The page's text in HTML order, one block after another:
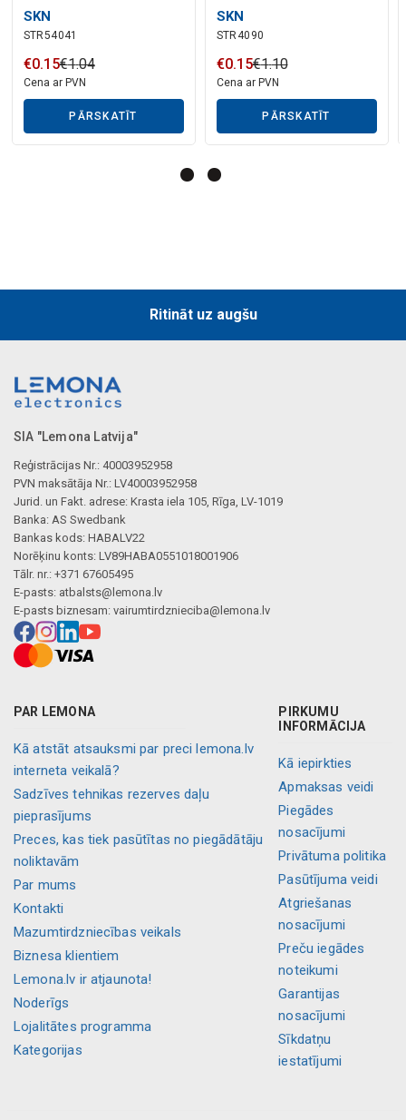
Mākslīgā intelekta apraksts
Mākslīgā intelekta apraksts
SKN
STR54041
€0.15€1.04
Cena ar PVN
PĀRSKATĪT
SKN
STR4090
€0.15€1.10
Cena ar PVN
PĀRSKATĪT
Ritināt uz augšu
SIA "Lemona Latvija"
Reģistrācijas Nr.: 40003952958
PVN maksātāja Nr.: LV40003952958
Jurid. un Fakt. adrese: Krasta iela 105, Rīga, LV-1019
Banka: AS Swedbank
Bankas kods: HABALV22
Norēķinu konts: LV89HABA0551018001906
Tālr. nr.: +371 67605495
E-pasts: atbalsts@lemona.lv
E-pasts biznesam: vairumtirdznieciba@lemona.lv
PAR LEMONA
Kā atstāt atsauksmi par preci lemona.lv
interneta veikalā?
Sadzīves tehnikas rezerves daļu
pieprasījums
Preces, kas tiek pasūtītas no piegādātāju
noliktavām
Par mums
Kontakti
Mazumtirdzniecības veikals
Biznesa klientiem
Lemona.lv ir atjaunota!
Noderīgs
Lojalitātes programma
Kategorijas
PIRKUMU
INFORMĀCIJA
Kā iepirkties
Apmaksas veidi
Piegādes
nosacījumi
Privātuma politika
Pasūtījuma veidi
Atgriešanas
nosacījumi
Preču iegādes
noteikumi
Garantijas
nosacījumi
Sīkdatņu
iestatījumi